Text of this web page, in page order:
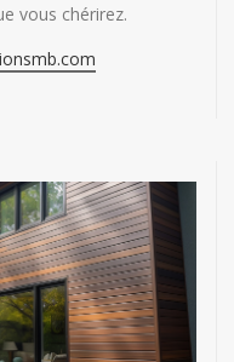
vous chérirez.